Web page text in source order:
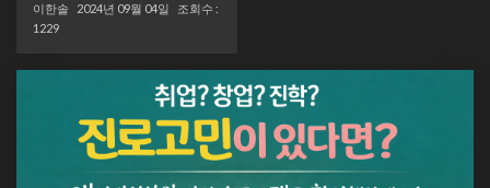
이한솔 2024년 09월 04일
조회수 :
1229